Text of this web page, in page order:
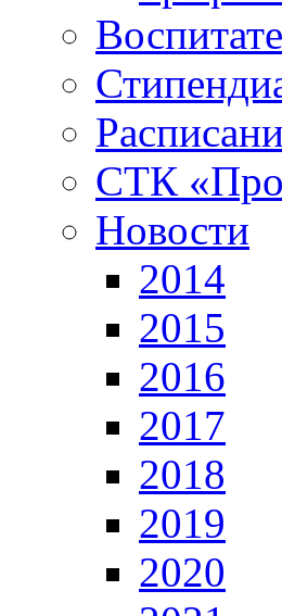
СТК
Новости
2014
2015
2016
2017
2018
2019
2020